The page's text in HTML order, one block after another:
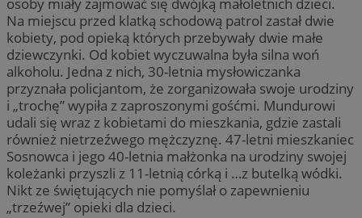
osoby miały zajmować się dwójką małoletnich dzieci.
Na miejscu przed klatką schodową patrol zastał dwie
kobiety, pod opieką których przebywały dwie małe
dziewczynki. Od kobiet wyczuwalna była silna woń
alkoholu. Jedna z nich, 30-letnia mysłowiczanka
przyznała policjantom, że zorganizowała swoje urodziny
i „trochę” wypiła z zaproszonymi gośćmi. Mundurowi
udali się wraz z kobietami do mieszkania, gdzie zastali
również nietrzeźwego mężczyznę. 47-letni mieszkaniec
Sosnowca i jego 40-letnia małżonka na urodziny swojej
koleżanki przyszli z 11-letnią córką i …z butelką wódki.
Nikt ze świętujących nie pomyślał o zapewnieniu
„trzeźwej” opieki dla dzieci.